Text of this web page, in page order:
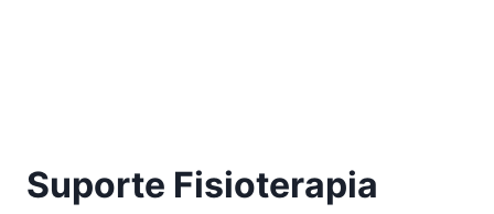
Suporte Fisioterapia